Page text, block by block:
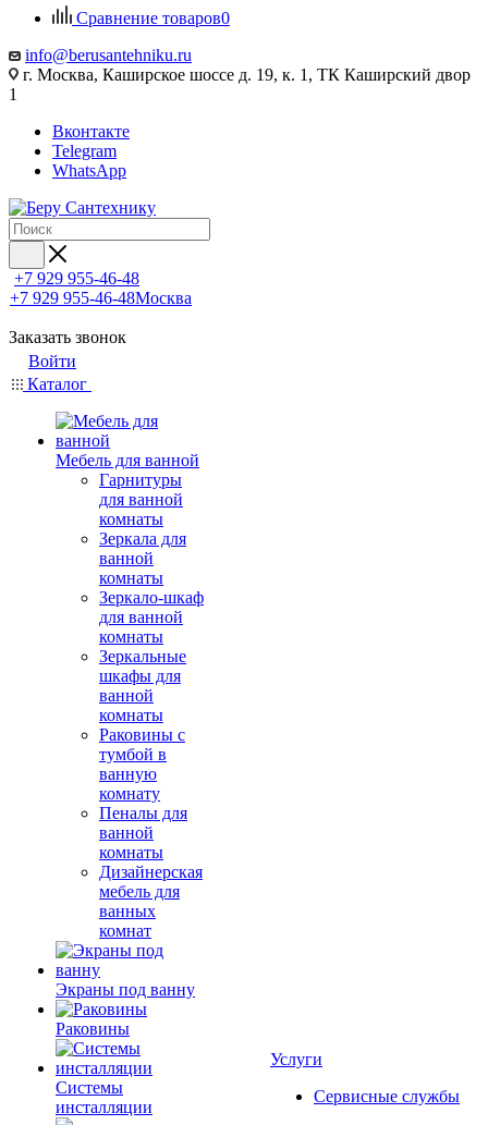
Сравнение товаров0
info@berusantehniku.ru
г. Москва, Каширское шоссе д. 19, к. 1, ТК Каширский двор
1
Вконтакте
Telegram
WhatsApp
+7 929 955-46-48
+7 929 955-46-48Москва
Заказать звонок
Войти
Каталог
Мебель для ванной
Гарнитуры
для ванной
комнаты
Зеркала для
ванной
комнаты
Зеркало-шкаф
для ванной
комнаты
Зеркальные
шкафы для
ванной
комнаты
Раковины с
тумбой в
ванную
комнату
Пеналы для
ванной
комнаты
Дизайнерская
мебель для
ванных
комнат
Экраны под ванну
Раковины
Системы
инсталляции
Услуги
Сервисные службы